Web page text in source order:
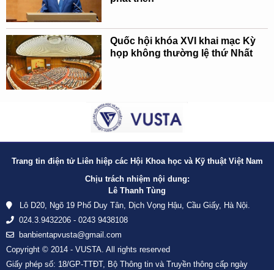
Quốc hội khóa XVI khai mạc Kỳ
họp không thường lệ thứ Nhất
Trang tin điện tử Liên hiệp các Hội Khoa học và Kỹ thuật Việt Nam
Chịu trách nhiệm nội dung:
Lê Thanh Tùng
Lô D20, Ngõ 19 Phố Duy Tân, Dịch Vọng Hậu, Cầu Giấy, Hà Nội.
024.3.9432206 - 0243 9438108
banbientapvusta@gmail.com
Copyright © 2014 - VUSTA. All rights reserved
Giấy phép số: 18/GP-TTĐT, Bộ Thông tin và Truyền thông cấp ngày